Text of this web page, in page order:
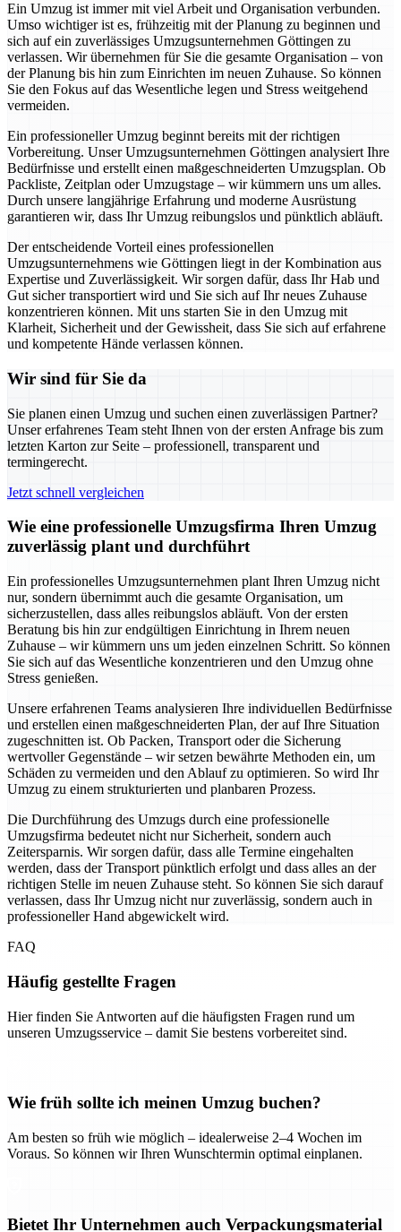
Ein Umzug ist immer mit viel Arbeit und Organisation verbunden.
Umso wichtiger ist es, frühzeitig mit der Planung zu beginnen und
sich auf ein zuverlässiges Umzugsunternehmen Göttingen zu
verlassen. Wir übernehmen für Sie die gesamte Organisation – von
der Planung bis hin zum Einrichten im neuen Zuhause. So können
Sie den Fokus auf das Wesentliche legen und Stress weitgehend
vermeiden.
Ein professioneller Umzug beginnt bereits mit der richtigen
Vorbereitung. Unser Umzugsunternehmen Göttingen analysiert Ihre
Bedürfnisse und erstellt einen maßgeschneiderten Umzugsplan. Ob
Packliste, Zeitplan oder Umzugstage – wir kümmern uns um alles.
Durch unsere langjährige Erfahrung und moderne Ausrüstung
garantieren wir, dass Ihr Umzug reibungslos und pünktlich abläuft.
Der entscheidende Vorteil eines professionellen
Umzugsunternehmens wie Göttingen liegt in der Kombination aus
Expertise und Zuverlässigkeit. Wir sorgen dafür, dass Ihr Hab und
Gut sicher transportiert wird und Sie sich auf Ihr neues Zuhause
konzentrieren können. Mit uns starten Sie in den Umzug mit
Klarheit, Sicherheit und der Gewissheit, dass Sie sich auf erfahrene
und kompetente Hände verlassen können.
Wir sind für Sie da
Sie planen einen Umzug und suchen einen zuverlässigen Partner?
Unser erfahrenes Team steht Ihnen von der ersten Anfrage bis zum
letzten Karton zur Seite – professionell, transparent und
termingerecht.
Jetzt schnell vergleichen
Wie eine professionelle Umzugsfirma Ihren Umzug
zuverlässig plant und durchführt
Ein professionelles Umzugsunternehmen plant Ihren Umzug nicht
nur, sondern übernimmt auch die gesamte Organisation, um
sicherzustellen, dass alles reibungslos abläuft. Von der ersten
Beratung bis hin zur endgültigen Einrichtung in Ihrem neuen
Zuhause – wir kümmern uns um jeden einzelnen Schritt. So können
Sie sich auf das Wesentliche konzentrieren und den Umzug ohne
Stress genießen.
Unsere erfahrenen Teams analysieren Ihre individuellen Bedürfnisse
und erstellen einen maßgeschneiderten Plan, der auf Ihre Situation
zugeschnitten ist. Ob Packen, Transport oder die Sicherung
wertvoller Gegenstände – wir setzen bewährte Methoden ein, um
Schäden zu vermeiden und den Ablauf zu optimieren. So wird Ihr
Umzug zu einem strukturierten und planbaren Prozess.
Die Durchführung des Umzugs durch eine professionelle
Umzugsfirma bedeutet nicht nur Sicherheit, sondern auch
Zeitersparnis. Wir sorgen dafür, dass alle Termine eingehalten
werden, dass der Transport pünktlich erfolgt und dass alles an der
richtigen Stelle im neuen Zuhause steht. So können Sie sich darauf
verlassen, dass Ihr Umzug nicht nur zuverlässig, sondern auch in
professioneller Hand abgewickelt wird.
FAQ
Häufig gestellte Fragen
Hier finden Sie Antworten auf die häufigsten Fragen rund um
unseren Umzugsservice – damit Sie bestens vorbereitet sind.
Wie früh sollte ich meinen Umzug buchen?
Am besten so früh wie möglich – idealerweise 2–4 Wochen im
Voraus. So können wir Ihren Wunschtermin optimal einplanen.
Bietet Ihr Unternehmen auch Verpackungsmaterial